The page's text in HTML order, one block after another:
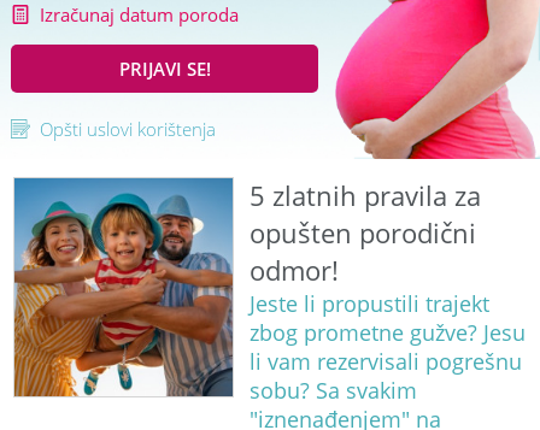
Izračunaj datum poroda
PRIJAVI SE!
Opšti uslovi korištenja
5 zlatnih pravila za
opušten porodični
odmor!
Jeste li propustili trajekt
zbog prometne gužve? Jesu
li vam rezervisali pogrešnu
sobu? Sa svakim
"iznenađenjem" na